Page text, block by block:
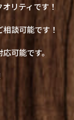
リティです！
談可能です！
可能です。